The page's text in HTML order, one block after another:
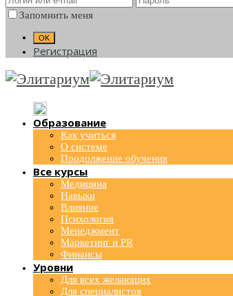
Запомнить меня
Регистрация
Образование
Как учиться
О системе
Продолжение обучения
Все курсы
Медицина
Навыки
Влияние
Психология
Менеджмент
Маркетинг и PR
Финансы
Уровни
Для всех желающих
Для специалистов